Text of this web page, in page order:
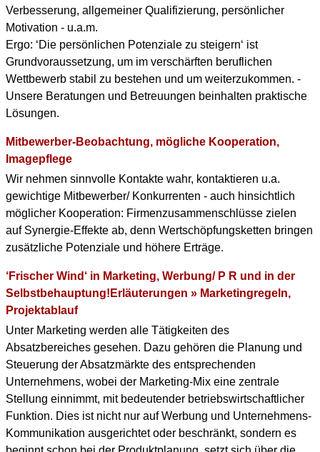
Verbesserung, allgemeiner Qualifizierung, persönlicher
Motivation - u.a.m.
Ergo: ‘Die persönlichen Potenziale zu steigern‘ ist
Grundvoraussetzung, um im verschärften beruflichen
Wettbewerb stabil zu bestehen und um weiterzukommen. -
Unsere Beratungen und Betreuungen beinhalten praktische
Lösungen.
Mitbewerber-Beobachtung, mögliche Kooperation,
Imagepflege
Wir nehmen sinnvolle Kontakte wahr, kontaktieren u.a.
gewichtige Mitbewerber/ Konkurrenten - auch hinsichtlich
möglicher Kooperation: Firmenzusammenschlüsse zielen
auf Synergie-Effekte ab, denn Wertschöpfungsketten bringen
zusätzliche Potenziale und höhere Erträge.
‘Frischer Wind‘ in Marketing, Werbung/ P R und in der
Selbstbehauptung!Erläuterungen » Marketingregeln,
Projektablauf
Unter Marketing werden alle Tätigkeiten des
Absatzbereiches gesehen. Dazu gehören die Planung und
Steuerung der Absatzmärkte des entsprechenden
Unternehmens, wobei der Marketing-Mix eine zentrale
Stellung einnimmt, mit bedeutender betriebswirtschaftlicher
Funktion. Dies ist nicht nur auf Werbung und Unternehmens-
Kommunikation ausgerichtet oder beschränkt, sondern es